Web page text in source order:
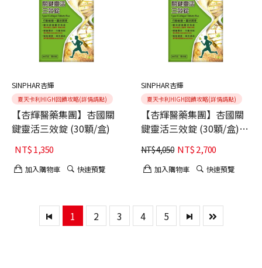
SINPHAR杏輝
夏天卡利HIGH回饋攻略(詳情請點)
【杏輝醫藥集團】杏國關
鍵靈活三效錠 (30顆/盒)
NT$1,350
加入購物車 快速預覽
SINPHAR杏輝
夏天卡利HIGH回饋攻略(詳情請點)
【杏輝醫藥集團】杏國關
鍵靈活三效錠 (30顆/盒)
(父親節活動 買二送1 共3
入)
NT$4,050 NT$2,700
加入購物車 快速預覽
1 2 3 4 5